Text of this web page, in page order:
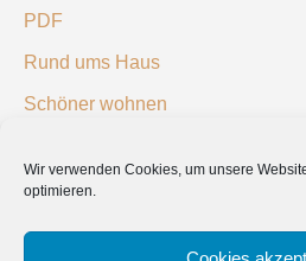
Wir verwenden Cookies, um unsere
optimieren.
PDF
Rund ums Haus
Schöner wohnen